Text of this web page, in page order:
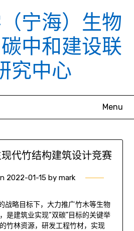
宁海）生物
中和建设联
究中心
Menu
代竹结构建筑设计竞赛
2022-01-15 by mark
战略目标下，大力推广竹木等生物
是建筑业实现“双碳”目标的关键举
竹林资源，研发工程竹材，实现